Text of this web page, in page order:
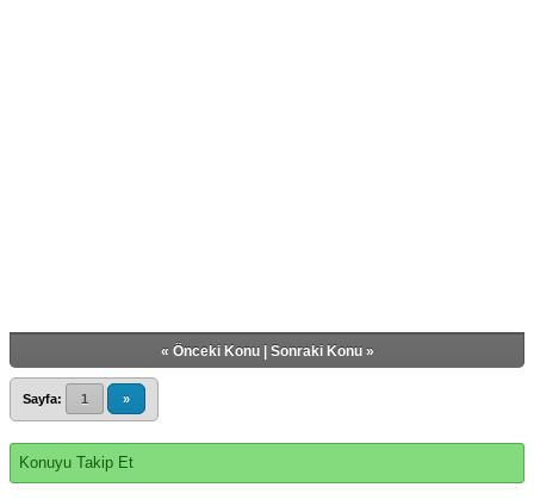
« Önceki Konu| Sonraki Konu»
Sayfa: 1 »
Konuyu Takip Et